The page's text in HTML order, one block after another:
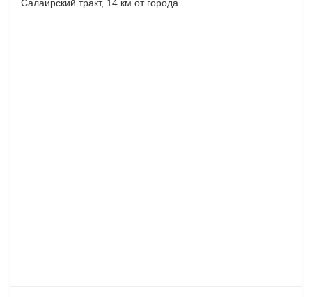
Салаирский тракт, 14 км от города.